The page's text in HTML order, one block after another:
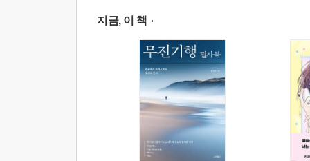
지금, 이 책